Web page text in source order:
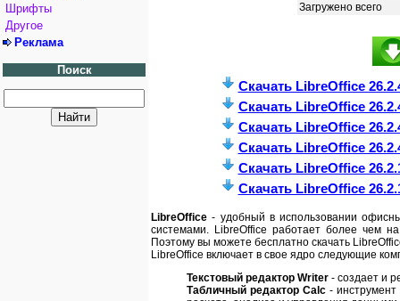
Шрифты
Другое
Реклама
Поиск
Загружено всего
Скачать LibreOffice
Скачать LibreOffice
Скачать LibreOffice
Скачать LibreOffice
Скачать LibreOffice
Скачать LibreOffice
LibreOffice - удобный в использовании
системами. LibreOffice работает более чем
Поэтому вы можете бесплатно скачать
LibreOffice включает в свое ядро следующие
Текстовый редактор Writer - создает и
Табличный редактор Calc -